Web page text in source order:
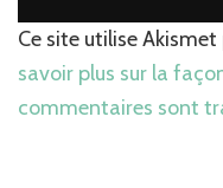
Ce site utilise
savoir plus sur la
commentaires sont